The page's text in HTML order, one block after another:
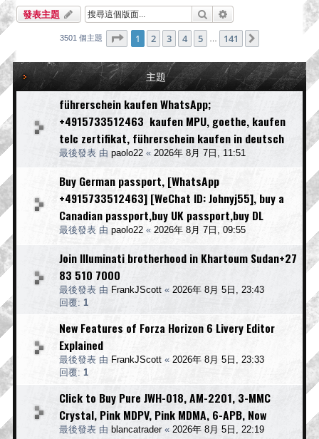
發表主題 搜尋
3501 個主題 1 頁 (共141頁)
1 2 3 4 5 141
主題
führerschein kaufen WhatsApp;
+4915733512463 kaufen MPU, goethe, kaufen
telc zertifikat, führerschein kaufen in deutsch
最後發表 由 paolo22 « 2026年 8月 7日, 11:51
Buy German passport, [WhatsApp
+4915733512463] [WeChat ID: Johnyj55], buy a
Canadian passport,buy UK passport,buy DL
最後發表 由 paolo22 « 2026年 8月 7日, 09:55
Join Illuminati brotherhood in Khartoum Sudan+27
83 510 7000
最後發表 由 FrankJScott « 2026年 8月 5日, 23:43
回覆: 1
New Features of Forza Horizon 6 Livery Editor
Explained
最後發表 由 FrankJScott « 2026年 8月 5日, 23:33
回覆: 1
Click to Buy Pure JWH-018, AM-2201, 3-MMC
Crystal, Pink MDPV, Pink MDMA, 6-APB, Now
最後發表 由 blancatrader« 2026年 8月 5日, 22:19